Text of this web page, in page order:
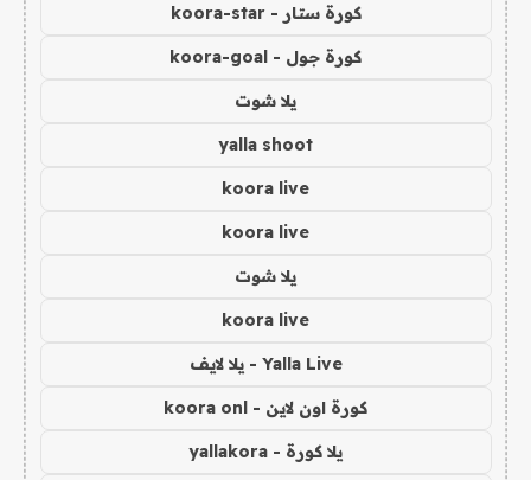
كورة ستار - koora-star
كورة جول - koora-goal
يلا شوت
yalla shoot
koora live
koora live
يلا شوت
koora live
Yalla Live - يلا لايف
كورة اون لاين - koora onl
يلا كورة - yallakora